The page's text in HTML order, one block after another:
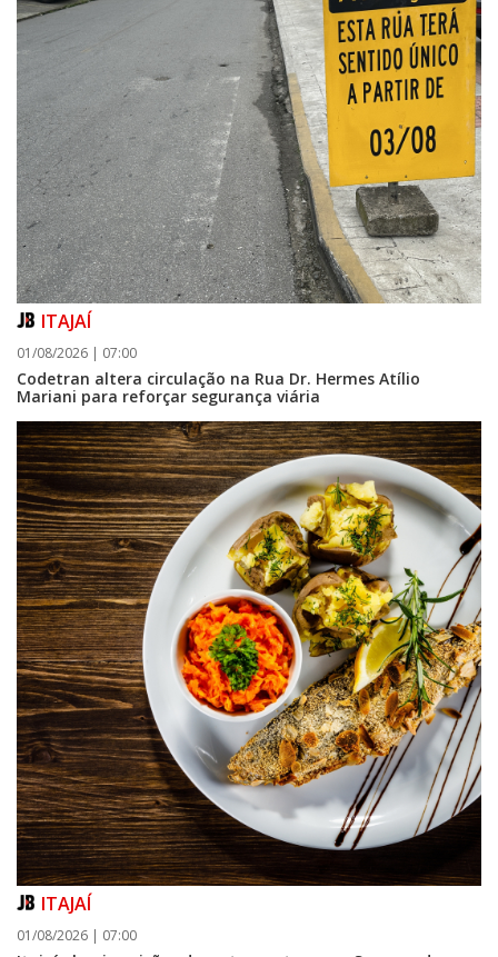
ITAJAÍ
01/08/2026 | 07:00
Codetran altera circulação na Rua Dr. Hermes Atílio
Mariani para reforçar segurança viária
ITAJAÍ
01/08/2026 | 07:00